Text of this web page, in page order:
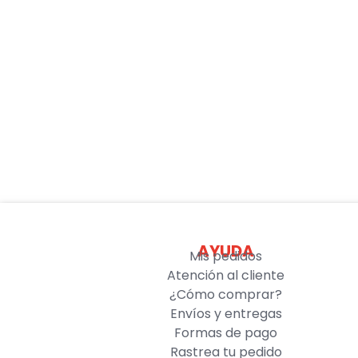
AYUDA
Mis pedidos
Atención al cliente
¿Cómo comprar?
Envíos y entregas
Formas de pago
Rastrea tu pedido